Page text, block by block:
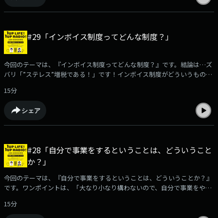
#29「インボイス制度ってどんな制度？」
今回のテーマは、『インボイス制度ってどんな制度？』です。結論は…ズ
バリ「”ステレス”増税である！」です！インボイス制度がどういうものな
なさんにぜひおさえておいてほしいポイントなど、わかりやすく説明しま
す。詳しくは、ポッドキャストをcheck!
15分
シェア
#28「自分で事業をするということは、どういうこと
か？」
今回のテーマは、『自分で事業をするということは、どういうことか？』
です。ワンポイントは、「大なり小なり構わないので、自分で事業をやっ
15分